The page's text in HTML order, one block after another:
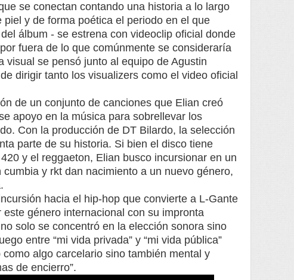
se conectan contando una historia a lo largo
y de forma poética el periodo en el que
álbum - se estrena con videoclip oficial donde
fuera de lo que comúnmente se consideraría
visual se pensó junto al equipo de Agustin
dirigir tanto los visualizers como el video oficial
de un conjunto de canciones que Elian creó
apoyo en la música para sobrellevar los
Con la producción de DT Bilardo, la selección
parte de su historia. Si bien el disco tiene
y el reggaeton, Elian busco incursionar en un
y rkt dan nacimiento a un nuevo género,
hacia el hip-hop que convierte a L-Gante
género internacional con su impronta
solo se concentró en la elección sonora sino
entre “mi vida privada” y “mi vida pública”
algo carcelario sino también mental y
de encierro”.